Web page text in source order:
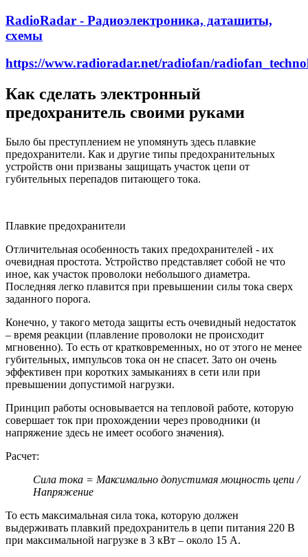
RadioRadar - Радиоэлектроника, даташиты,
схемы
https://www.radioradar.net/radiofan/
Как сделать электронный
предохранитель своими руками
Было бы преступлением не упомянуть здесь плавкие
предохранители. Как и другие типы предохранительных
устройств они призваны защищать участок цепи от
губительных перепадов питающего тока.
Плавкие предохранители
Отличительная особенность таких предохранителей - их
очевидная простота. Устройство представляет собой не что
иное, как участок проволоки небольшого диаметра.
Последняя легко плавится при превышении силы тока сверх
заданного порога.
Конечно, у такого метода защиты есть очевидный недостаток
– время реакции (плавление проволоки не происходит
мгновенно). То есть от кратковременных, но от этого не менее
губительных, импульсов тока он не спасет. Зато он очень
эффективен при коротких замыканиях в сети или при
превышении допустимой нагрузки.
Принцип работы основывается на тепловой работе, которую
совершает ток при прохождении через проводники (и
напряжение здесь не имеет особого значения).
Расчет:
Сила тока = Максимально допустимая мощность цепи /
Напряжение
То есть максимальная сила тока, которую должен
выдерживать плавкий предохранитель в цепи питания 220 В
при максимальной нагрузке в 3 кВт – около 15 А.